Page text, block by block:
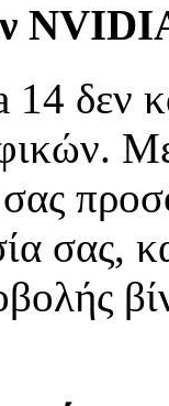
δεν
σας,